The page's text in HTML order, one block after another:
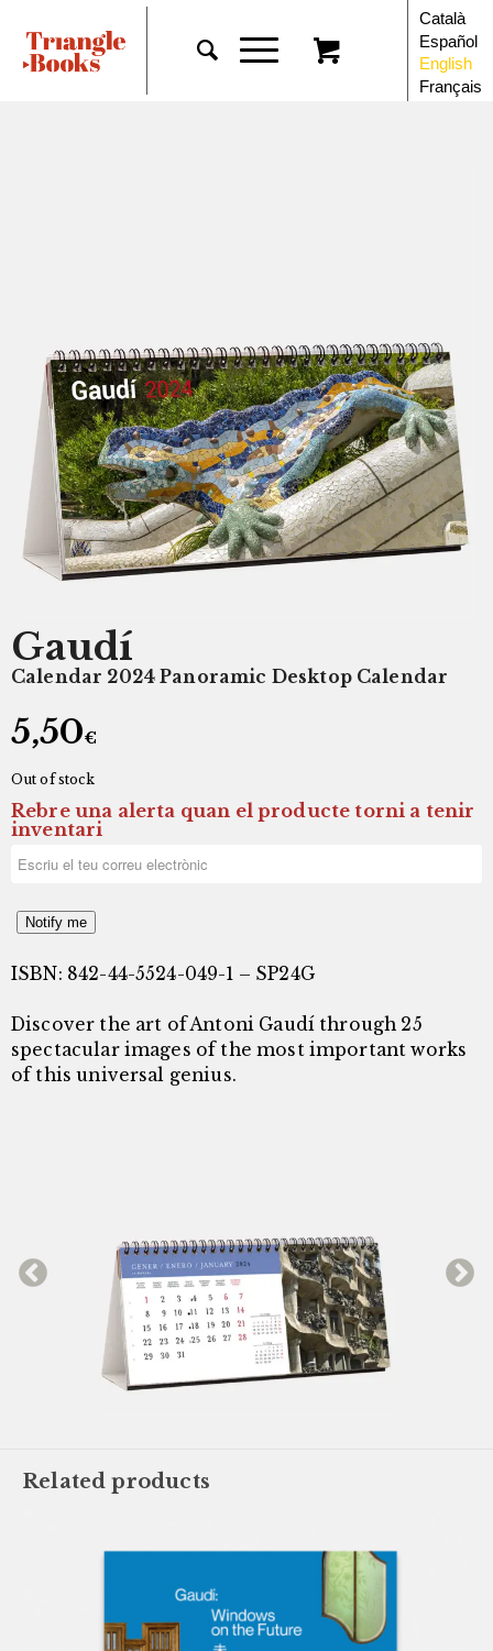
Català
Español
English
Français
Gaudí
Calendar 2024 Panoramic Desktop Calendar
5,50€
Out of stock
Rebre una alerta quan el producte torni a tenir
inventari
Notify me
ISBN: 842-44-5524-049-1 – SP24G
Discover the art of Antoni Gaudí through 25
spectacular images of the most important works
of this universal genius.
Related products